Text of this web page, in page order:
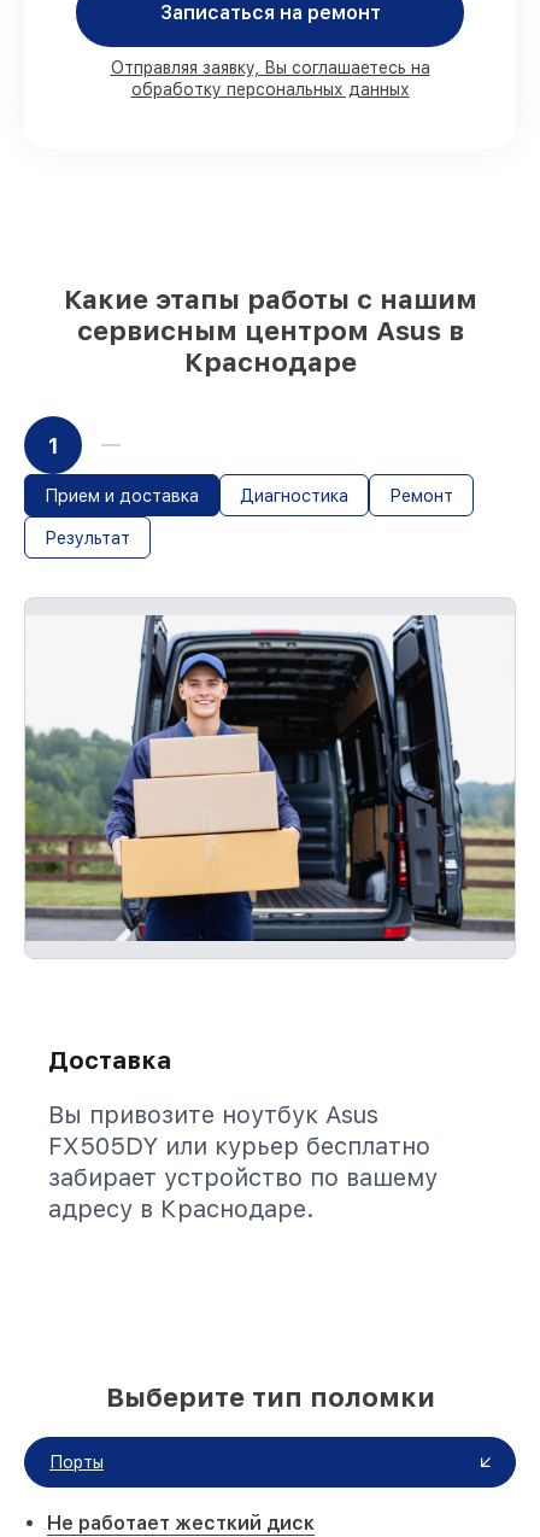
80%работ с возможностью наблюдения
90%комплектующих для ноутбуков на
складе или доступны для срочного
Записаться на ремонт
Отправляя заявку, Вы соглашаетесь на
обработку персональных данных
Какие этапы работы с нашим
сервисным центром Asus в
Краснодаре
1
Прием и доставка Диагностика Ремонт
Результат
Доставка
Вы привозите ноутбук Asus
FX505DY или курьер бесплатно
забирает устройство по вашему
адресу в Краснодаре.
Выберите тип поломки
Порты
Не работает жесткий диск